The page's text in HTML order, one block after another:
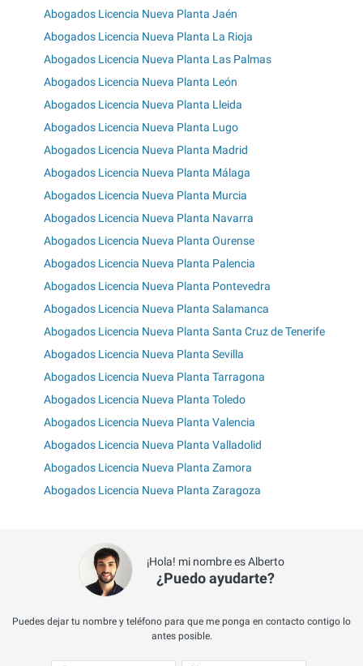
Abogados Licencia Nueva Planta Jaén
Abogados Licencia Nueva Planta La Rioja
Abogados Licencia Nueva Planta Las Palmas
Abogados Licencia Nueva Planta León
Abogados Licencia Nueva Planta Lleida
Abogados Licencia Nueva Planta Lugo
Abogados Licencia Nueva Planta Madrid
Abogados Licencia Nueva Planta Málaga
Abogados Licencia Nueva Planta Murcia
Abogados Licencia Nueva Planta Navarra
Abogados Licencia Nueva Planta Ourense
Abogados Licencia Nueva Planta Palencia
Abogados Licencia Nueva Planta Pontevedra
Abogados Licencia Nueva Planta Salamanca
Abogados Licencia Nueva Planta Santa Cruz de Tenerife
Abogados Licencia Nueva Planta Sevilla
Abogados Licencia Nueva Planta Tarragona
Abogados Licencia Nueva Planta Toledo
Abogados Licencia Nueva Planta Valencia
Abogados Licencia Nueva Planta Valladolid
Abogados Licencia Nueva Planta Zamora
Abogados Licencia Nueva Planta Zaragoza
¡Hola! mi nombre es Alberto
¿Puedo ayudarte?
Puedes dejar tu nombre y teléfono para que me ponga en contacto contigo lo
antes posible.